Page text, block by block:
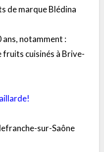
de marque Blédina
ans, notamment :
fruits cuisinés à Brive-
sur-Saône